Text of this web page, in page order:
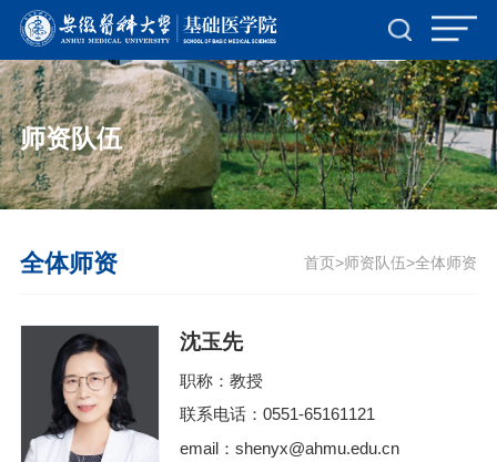
师资队伍
全体师资 首页>师资队伍>全体师资
沈玉先
职称：教授
联系电话：0551-65161121
email：shenyx@ahmu.edu.cn